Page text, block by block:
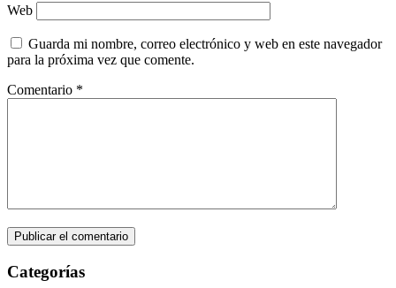
Web
Guarda mi nombre, correo electrónico y web en este navegador
para la próxima vez que comente.
Comentario *
Categorías